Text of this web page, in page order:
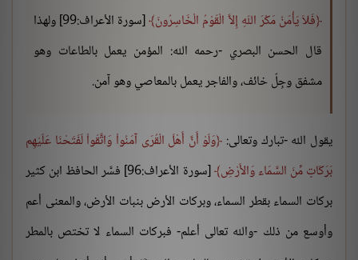
فَلاَ يَأْمَنُ مَكْرَ اللّهِ إِلاَّ الْقَوْمُ الْخَاسِرُونَ
[سورة الأعراف:99] ولهذا
قال الحسن البصري -رحمه الله: المؤمن يعمل بالطاعات وهو
مشفق وجِلٌ خائف، والفاجر يعمل بالمعاصي وهو آمن.
يقول الله -تبارك وتعالى: وَلَوْ أَنَّ أَهْلَ الْقُرَى آمَنُواْ وَاتَّقَواْ لَفَتَحْنَا عَلَيْهِم
بَرَكَاتٍ مِّنَ السَّمَاء وَالأَرْضِ
[سورة الأعراف:96] فسَّر الحافظ ابن كثير
بركات السماء بقطر السماء، وبركات الأرض بنبات الأرض، والمعنى أعم
وأوسع من ذلك -والله تعالى أعلم- فبركات السماء لا تختص بالمطر